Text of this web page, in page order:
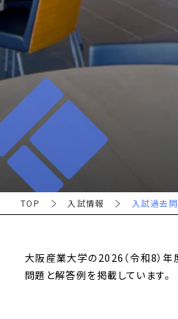
TOP 入試情報 入試過去
大阪産業大学の2026（令和8）
問題と解答例を掲載しています。